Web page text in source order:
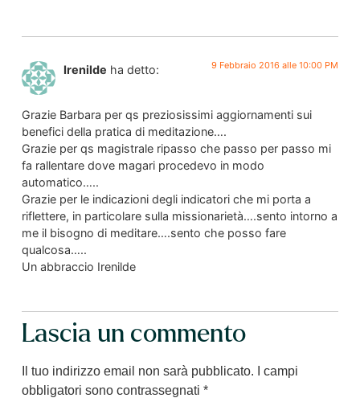
Irenilde ha detto: 9 Febbraio 2016 alle 10:00 PM
Grazie Barbara per qs preziosissimi aggiornamenti sui
benefici della pratica di meditazione….
Grazie per qs magistrale ripasso che passo per passo mi
fa rallentare dove magari procedevo in modo
automatico…..
Grazie per le indicazioni degli indicatori che mi porta a
riflettere, in particolare sulla missionarietà….sento intorno a
me il bisogno di meditare….sento che posso fare
qualcosa…..
Un abbraccio Irenilde
Lascia un commento
Il tuo indirizzo email non sarà pubblicato.
I campi
obbligatori sono contrassegnati *